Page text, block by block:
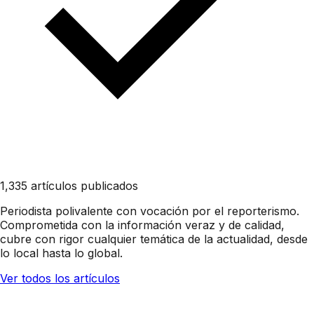
1,335 artículos publicados
Periodista polivalente con vocación por el reporterismo.
Comprometida con la información veraz y de calidad,
cubre con rigor cualquier temática de la actualidad, desde
lo local hasta lo global.
Ver todos los artículos